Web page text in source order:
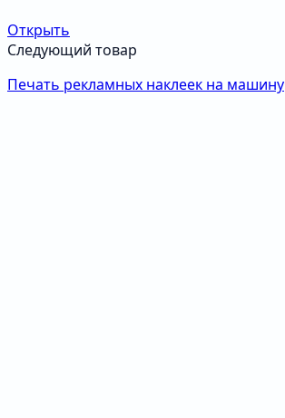
Открыть
Следующий товар
Печать рекламных наклеек на машину